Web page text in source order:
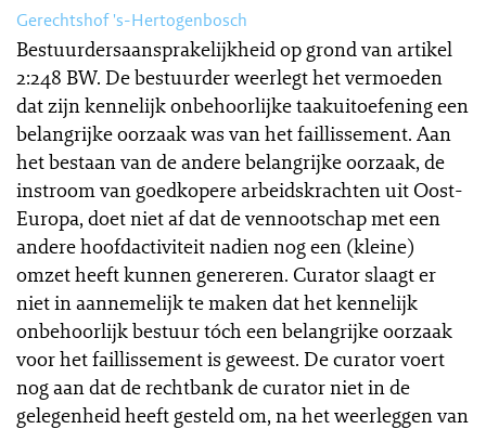
Gerechtshof 's-Hertogenbosch
Bestuurdersaansprakelijkheid op grond van artikel
2:248 BW. De bestuurder weerlegt het vermoeden
dat zijn kennelijk onbehoorlijke taakuitoefening een
belangrijke oorzaak was van het faillissement. Aan
het bestaan van de andere belangrijke oorzaak, de
instroom van goedkopere arbeidskrachten uit Oost-
Europa, doet niet af dat de vennootschap met een
andere hoofdactiviteit nadien nog een (kleine)
omzet heeft kunnen genereren. Curator slaagt er
niet in aannemelijk te maken dat het kennelijk
onbehoorlijk bestuur tóch een belangrijke oorzaak
voor het faillissement is geweest. De curator voert
nog aan dat de rechtbank de curator niet in de
gelegenheid heeft gesteld om, na het weerleggen van